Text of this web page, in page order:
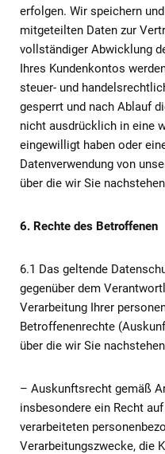
erfolgen. Wir speichern
mitgeteilten Daten zur
vollständiger Abwicklung
Ihres Kundenkontos
steuer- und
gesperrt und nach Ablauf
nicht ausdrücklich in eine
eingewilligt haben oder
Datenverwendung von
über die wir Sie
6. Rechte des Betroffenen
6.1 Das geltende
gegenüber dem
Verarbeitung Ihrer
Betroffenenrechte
über die wir Sie
– Auskunftsrecht gemäß
insbesondere ein Recht
verarbeiteten
Verarbeitungszwecke, die